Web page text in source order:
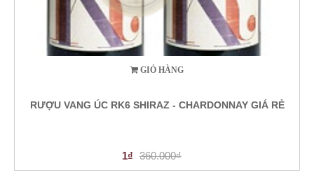
GIỎ HÀNG
RƯỢU VANG ÚC RK6 SHIRAZ - CHARDONNAY GIÁ RẺ
1₫ 360.000₫